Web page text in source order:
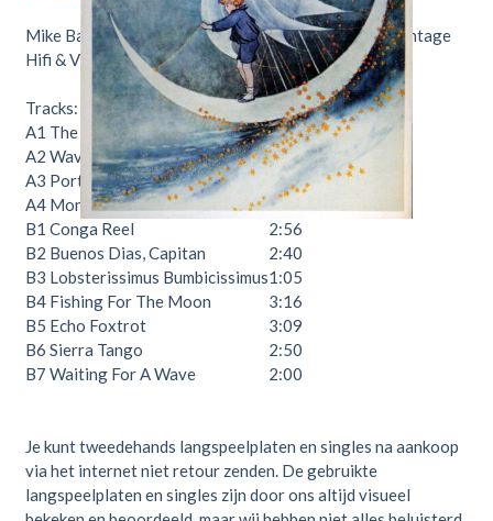
Mike Batt – Waves. Nu verkrijgbaar bij Throwback Vintage
Hifi & Vinyl.
Tracks:
A1 The Winds Of Change
3:56
A2 Waves
6:00
A3 Portishead Radio
4:08
A4 Mona
6:57
B1 Conga Reel
2:56
B2 Buenos Dias, Capitan
2:40
B3 Lobsterissimus Bumbicissimus1:05
B4 Fishing For The Moon
3:16
B5 Echo Foxtrot
3:09
B6 Sierra Tango
2:50
B7 Waiting For A Wave 2:00
Je kunt tweedehands langspeelplaten en singles na aankoop
via het internet niet retour zenden. De gebruikte
langspeelplaten en singles zijn door ons altijd visueel